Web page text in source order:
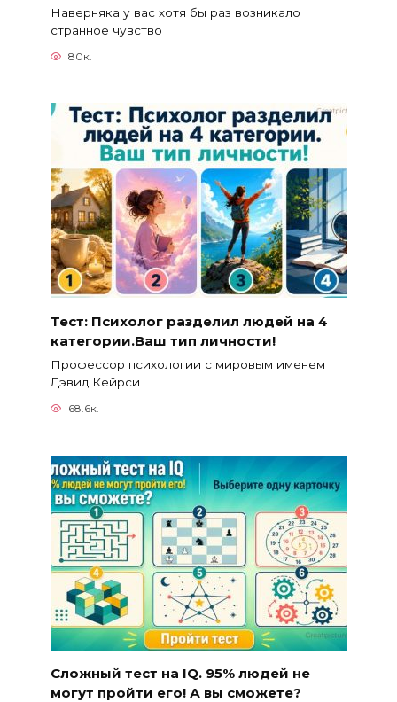
Наверняка у вас хотя бы раз возникало
странное чувство
80к.
Тест: Психолог разделил людей на 4
категории.Ваш тип личности!
Профессор психологии с мировым именем
Дэвид Кейрси
68.6к.
Сложный тест на IQ. 95% людей не
могут пройти его! А вы сможете?